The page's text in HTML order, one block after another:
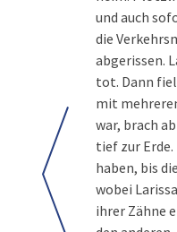
und auch
die
abgerissen.
tot. Dann fiel
mit
war, brach
tief zur
haben, bis
wobei
ihrer Zähne